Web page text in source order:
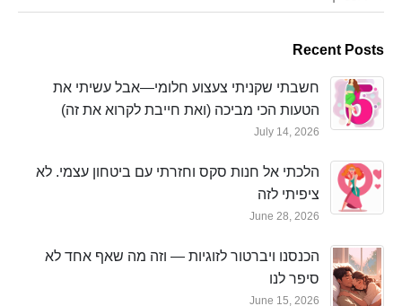
Recent Posts
חשבתי שקניתי צעצוע חלומי—אבל עשיתי את
הטעות הכי מביכה (ואת חייבת לקרוא את זה)
July 14, 2026
הלכתי אל חנות סקס וחזרתי עם ביטחון עצמי. לא
ציפיתי לזה
June 28, 2026
הכנסנו ויברטור לזוגיות — וזה מה שאף אחד לא
סיפר לנו
June 15, 2026